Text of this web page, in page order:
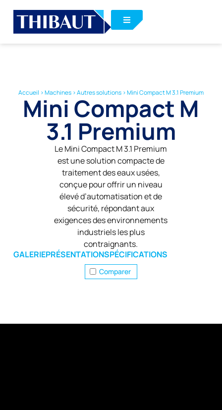
Accueil >Machines>Autres solutions>Mini Compact M 3.1 Premium
Mini Compact M
3.1 Premium
Le Mini Compact M 3.1 Premium
est une solution compacte de
traitement des eaux usées,
conçue pour offrir un niveau
élevé d’automatisation et de
sécurité, répondant aux
exigences des environnements
industriels les plus
contraignants.
GALERIEPRÉSENTATIONSPÉCIFICATIONS
Comparer